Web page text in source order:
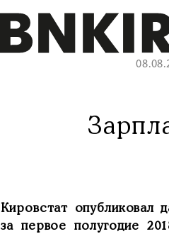
Кировстат опубликовал
за первое полугодие